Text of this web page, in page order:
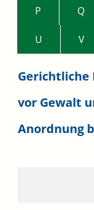
P Q
U V
Gerichtliche
vor Gewalt
Anordnung